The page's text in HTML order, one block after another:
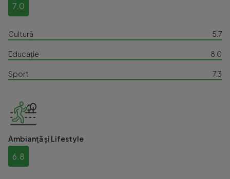
7.0
Cultură 5.7
Educație 8.0
Sport 7.3
Ambianță și Lifestyle
6.8